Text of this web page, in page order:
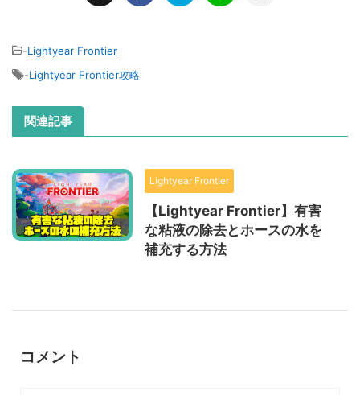
-Lightyear Frontier
-Lightyear Frontier攻略
関連記事
Lightyear Frontier
【Lightyear Frontier】有害
な粘液の除去とホースの水を
補充する方法
コメント